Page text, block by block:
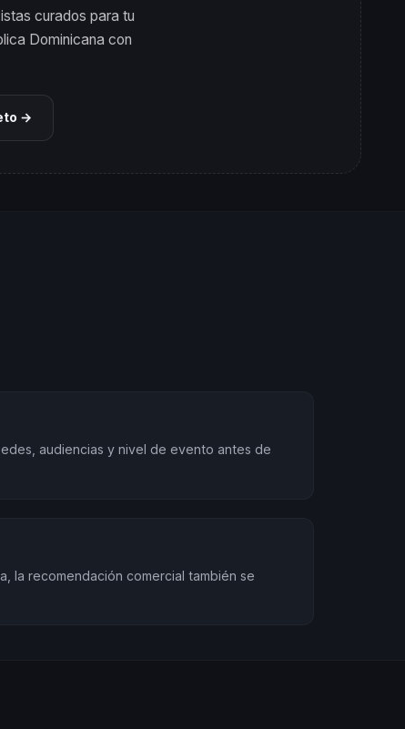
curados para tu
Dominicana con
→
audiencias y nivel de evento antes de
la recomendación comercial también se